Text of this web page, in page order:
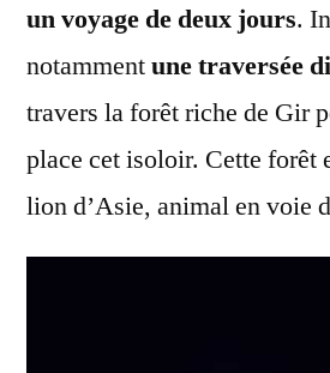
un voyage de deux jours.
notammentune traversée
travers la forêt riche de Gir
place cet isoloir. Cette forêt
lion d’Asie, animal en voie